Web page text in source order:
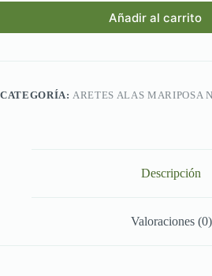
Añadir al carrito
CATEGORÍA:ARETES ALAS MARIPOSA
Descripción
Valoraciones (0)